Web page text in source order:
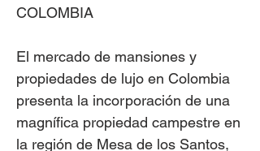
COLOMBIA
El mercado de mansiones y
propiedades de lujo en Colombia
presenta la incorporación de una
magnífica propiedad campestre en
la región de Mesa de los Santos,